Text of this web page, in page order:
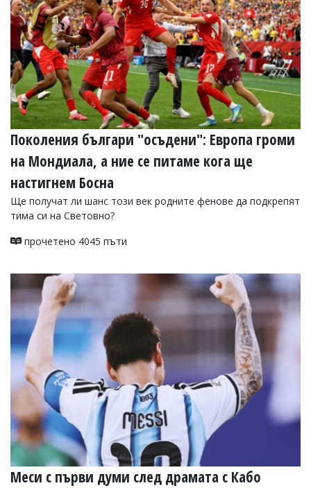
Поколения българи "осъдени": Европа громи
на Мондиала, а ние се питаме кога ще
настигнем Босна
Ще получат ли шанс този век родните фенове да подкрепят
тима си на Световно?
прочетено 4045 пъти
Меси с първи думи след драмата с Кабо